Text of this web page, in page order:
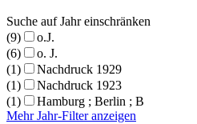
Suche auf Jahr einschränken
(9)
o.J.
(6)
o. J.
(1)
Nachdruck 1929
(1)
Nachdruck 1923
(1)
Hamburg ; Berlin ; B
Mehr Jahr-Filter anzeigen